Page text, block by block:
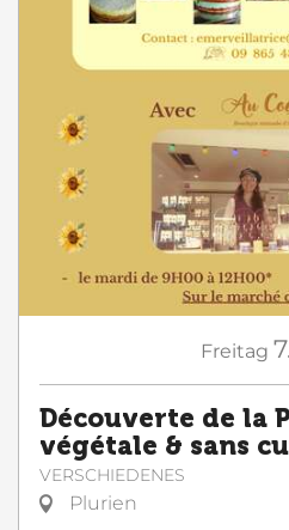
Freitag
Découverte de la
végétale & sans
VERSCHIEDENES
Plurien